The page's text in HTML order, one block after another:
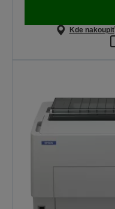
Kde nakoupit